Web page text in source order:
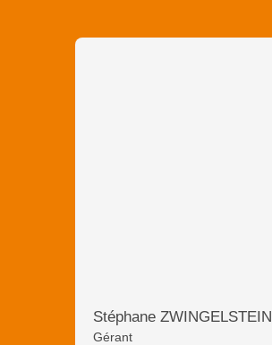
Stéphane ZWINGELSTEIN
Gérant